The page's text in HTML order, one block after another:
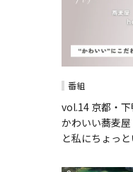
番組
vol.14 京都・
かわいい蕎麦
と私にちょっと